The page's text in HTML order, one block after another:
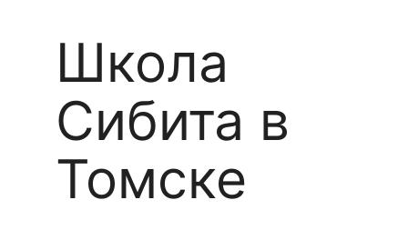
Школа
Сибита в
Томске